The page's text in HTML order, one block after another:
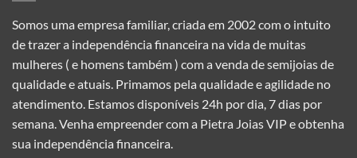
Somos uma empresa familiar, criada em 2002 com o intuito
de trazer a independência financeira na vida de muitas
mulheres ( e homens também ) com a venda de semijoias de
qualidade e atuais. Primamos pela qualidade e agilidade no
atendimento. Estamos disponíveis 24h por dia, 7 dias por
semana. Venha empreender com a Pietra Joias VIP e obtenha
sua independência financeira.